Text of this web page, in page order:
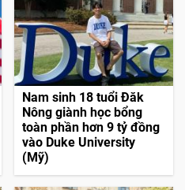
Nam sinh 18 tuổi Đăk
Nông giành học bổng
toàn phần hơn 9 tỷ đồng
vào Duke University
(Mỹ)